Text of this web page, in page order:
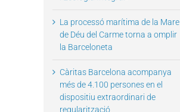
La processó marítima de la Mare
de Déu del Carme torna a omplir
la Barceloneta
Càritas Barcelona acompanya
més de 4.100 persones en el
dispositiu extraordinari de
regularització